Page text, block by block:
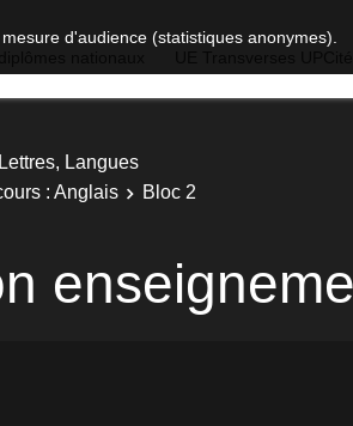
d'audience (statistiques anonymes).
Langues
: Anglais
Bloc 2